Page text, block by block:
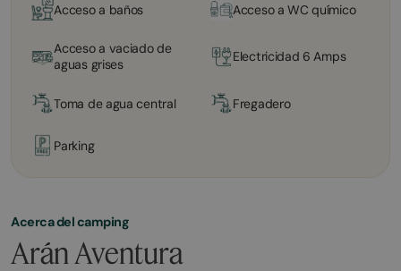
Acceso a baños Acceso a WC químico
Acceso a vaciado de
aguas grises
Electricidad 6 Amps
Toma de agua central Fregadero
Parking
Acerca del camping
Arán Aventura